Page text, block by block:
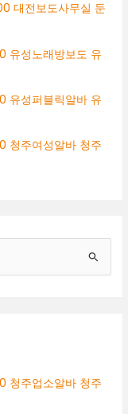
대전보도사무실 둔
유성노래방보도 유
유성퍼블릭알바 유
청주여성알바 청주
청주업소알바 청주